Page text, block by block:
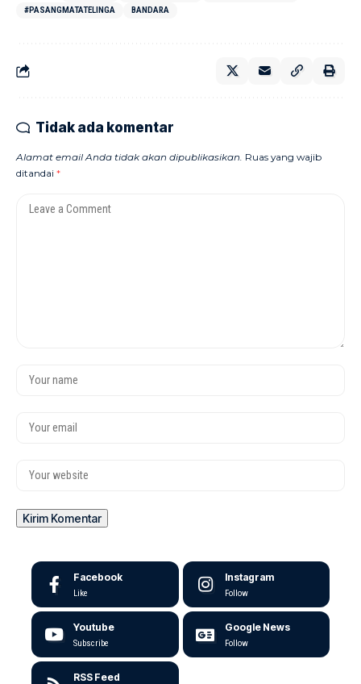
#PASANGMATATELINGA BANDARA
Tidak ada komentar
Alamat email Anda tidak akan dipublikasikan. Ruas yang wajib
ditandai *
Facebook
Like
Instagram
Follow
Youtube
Subscribe
Google News
Follow
RSS Feed